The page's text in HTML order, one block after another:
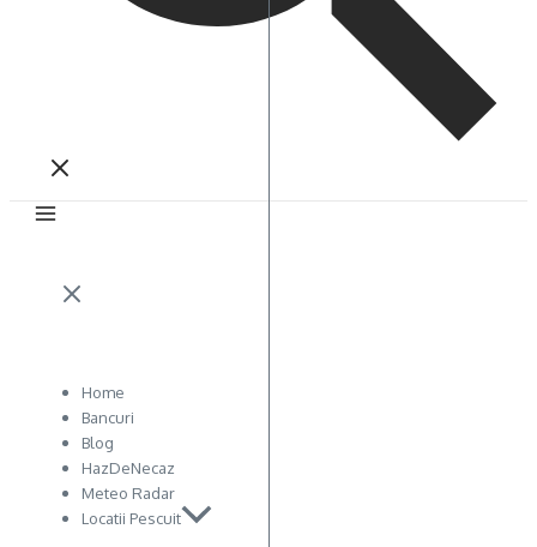
Home
Bancuri
Blog
HazDeNecaz
Meteo Radar
Locatii Pescuit